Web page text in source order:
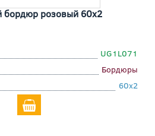
бордюр розовый 60x2
UG1L071
Бордюры
60x2